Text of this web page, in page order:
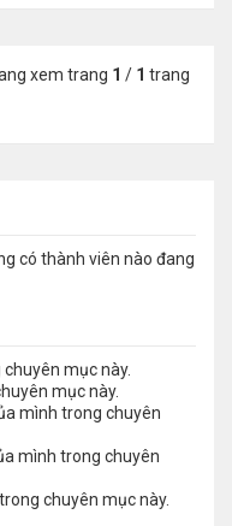
xem trang 1 / 1 trang
có thành viên nào đang
mục này.
mục này.
mình trong chuyên
mình trong chuyên
chuyên mục này.